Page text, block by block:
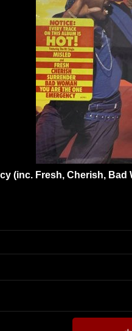
(inc. Fresh, Cherish, Bad